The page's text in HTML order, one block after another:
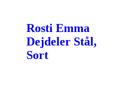
Rosti Emma
Dejdeler Stål,
Sort